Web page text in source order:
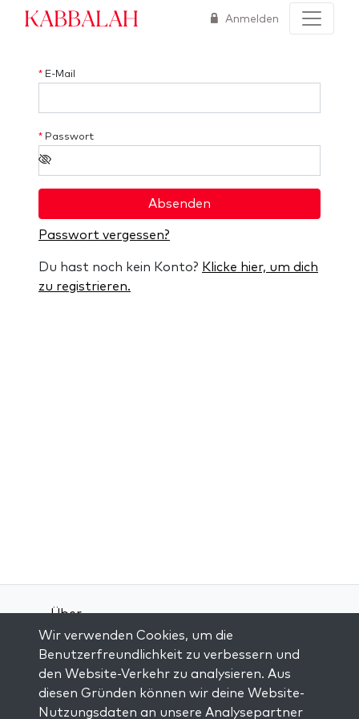
Kabbalah Anmelden
* E-Mail
* Passwort
Absenden
Passwort vergessen?
Du hast noch kein Konto? Klicke hier, um dich
zu registrieren.
Über
Kontakt
Datenschutz-Bestimmungen
Wir verwenden Cookies, um die
Benutzerfreundlichkeit zu verbessern und
den Website-Verkehr zu analysieren. Aus
diesen Gründen können wir deine Website-
Nutzungsdaten an unsere Analysepartner